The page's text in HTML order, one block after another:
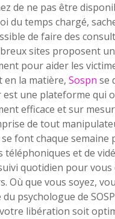
de ne pas être
du temps chargé,
de faire des
sites proposent un
pour aider les
en la matière, Sospn se
est une plateforme qui
efficace et sur
de tout
font chaque semaine
téléphoniques et de
quotidien pour
Où que vous soyez,
du psychologue de
libération soit